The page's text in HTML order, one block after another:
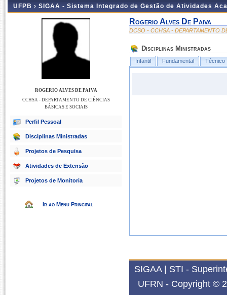
UFPB › SIGAA - Sistema Integrado de Gestão de Atividades
ROGERIO ALVES DE PAIVA
CCHSA - DEPARTAMENTO DE CIÊNCIAS
BÁSICAS E SOCIAIS
Perfil Pessoal
Disciplinas Ministradas
Projetos de Pesquisa
Atividades de Extensão
Projetos de Monitoria
Ir ao Menu Principal
Rogerio Alves De Paiva
DCSO - CCHSA - DEPARTAMENTO
Disciplinas Ministradas
Infantil Fundamental Técnico
SIGAA | STI -
UFRN - Copyright ©